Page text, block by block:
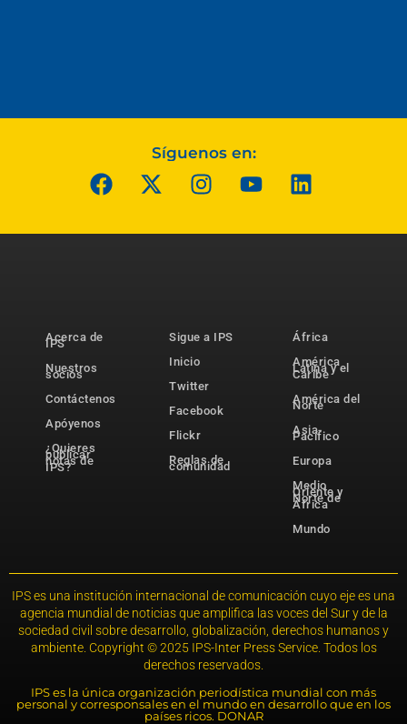
Síguenos en:
Acerca de
IPS
Nuestros
socios
Contáctenos
Apóyenos
¿Quieres
publicar
notas de
IPS?
Sigue a IPS
Inicio
Twitter
Facebook
Flickr
Reglas de
comunidad
África
América
Latina y el
Caribe
América del
Norte
Asia-
Pacífico
Europa
Medio
Oriente y
Norte de
África
Mundo
IPS es una institución internacional de comunicación cuyo eje es una
agencia mundial de noticias que amplifica las voces del Sur y de la
sociedad civil sobre desarrollo, globalización, derechos humanos y
ambiente. Copyright © 2025 IPS-Inter Press Service. Todos los
derechos reservados.
IPS es la única organización periodística mundial con más
personal y corresponsales en el mundo en desarrollo que en los
países ricos. DONAR